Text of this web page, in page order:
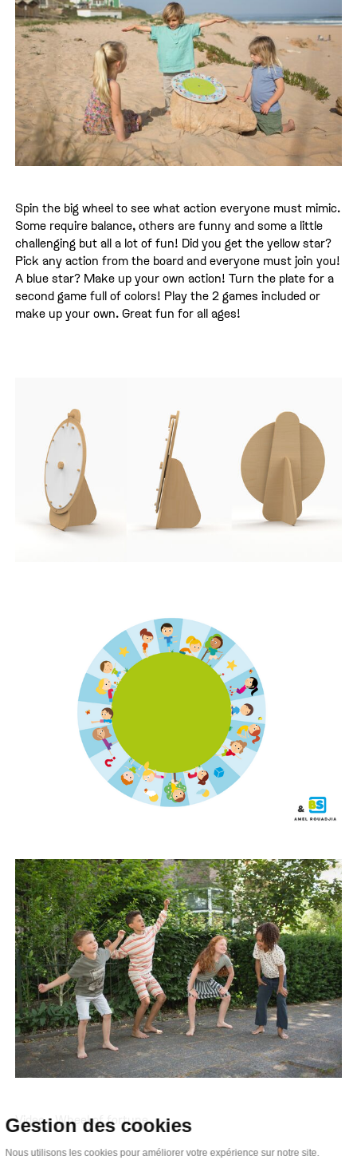
Spin the big wheel to see what action everyone must mimic.
Some require balance, others are funny and some a little
challenging but all a lot of fun! Did you get the yellow star?
Pick any action from the board and everyone must join you!
A blue star? Make up your own action! Turn the plate for a
second game full of colors! Play the 2 games included or
make up your own. Great fun for all ages!
Video : Wheel of fortune